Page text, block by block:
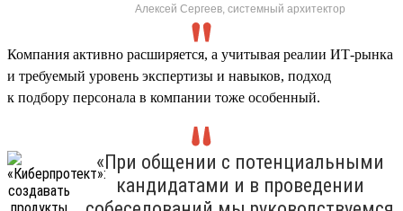
Алексей Сергеев, системный архитектор
Компания активно расширяется, а учитывая реалии ИТ-рынка
и требуемый уровень экспертизы и навыков, подход
к подбору персонала в компании тоже особенный.
«При общении с потенциальными
кандидатами и в проведении